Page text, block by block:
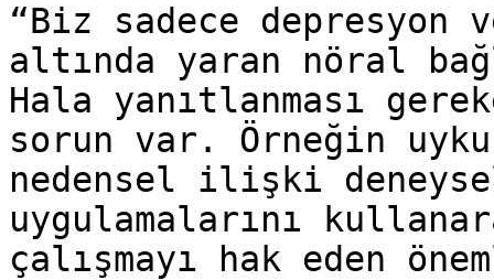
“Biz sadece
altında yaran nöral
Hala yanıtlanması
sorun var. Örneğin
nedensel ilişki
uygulamalarını
çalışmayı hak eden